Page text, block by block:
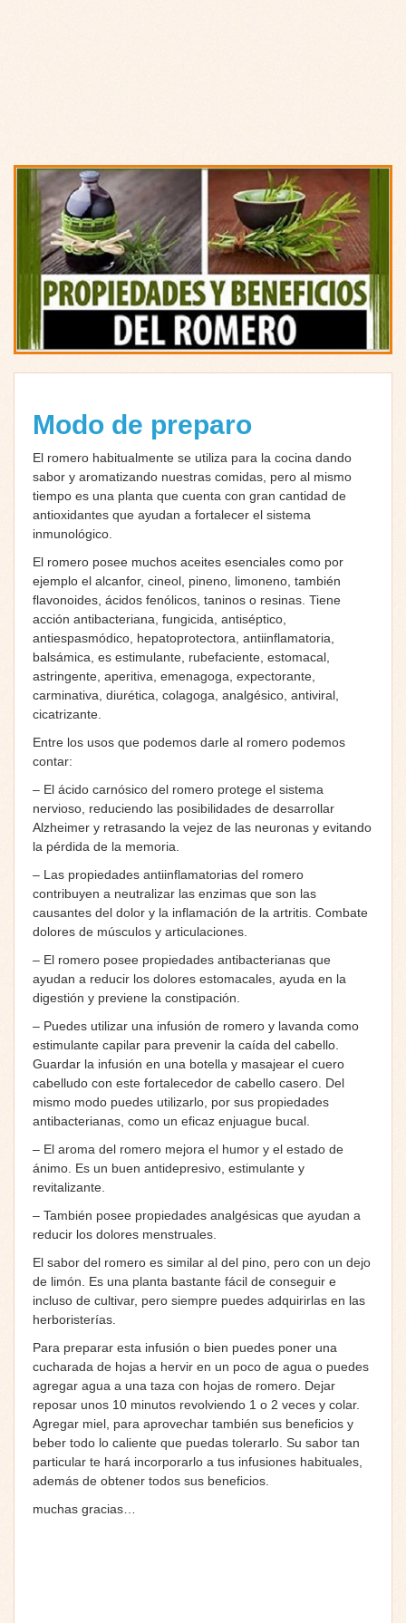
Modo de preparo
El romero habitualmente se utiliza para la cocina dando
sabor y aromatizando nuestras comidas, pero al mismo
tiempo es una planta que cuenta con gran cantidad de
antioxidantes que ayudan a fortalecer el sistema
inmunológico.
El romero posee muchos aceites esenciales como por
ejemplo el alcanfor, cineol, pineno, limoneno, también
flavonoides, ácidos fenólicos, taninos o resinas. Tiene
acción antibacteriana, fungicida, antiséptico,
antiespasmódico, hepatoprotectora, antiinflamatoria,
balsámica, es estimulante, rubefaciente, estomacal,
astringente, aperitiva, emenagoga, expectorante,
carminativa, diurética, colagoga, analgésico, antiviral,
cicatrizante.
Entre los usos que podemos darle al romero podemos
contar:
– El ácido carnósico del romero protege el sistema
nervioso, reduciendo las posibilidades de desarrollar
Alzheimer y retrasando la vejez de las neuronas y evitando
la pérdida de la memoria.
– Las propiedades antiinflamatorias del romero
contribuyen a neutralizar las enzimas que son las
causantes del dolor y la inflamación de la artritis. Combate
dolores de músculos y articulaciones.
– El romero posee propiedades antibacterianas que
ayudan a reducir los dolores estomacales, ayuda en la
digestión y previene la constipación.
– Puedes utilizar una infusión de romero y lavanda como
estimulante capilar para prevenir la caída del cabello.
Guardar la infusión en una botella y masajear el cuero
cabelludo con este fortalecedor de cabello casero. Del
mismo modo puedes utilizarlo, por sus propiedades
antibacterianas, como un eficaz enjuague bucal.
– El aroma del romero mejora el humor y el estado de
ánimo. Es un buen antidepresivo, estimulante y
revitalizante.
– También posee propiedades analgésicas que ayudan a
reducir los dolores menstruales.
El sabor del romero es similar al del pino, pero con un dejo
de limón. Es una planta bastante fácil de conseguir e
incluso de cultivar, pero siempre puedes adquirirlas en las
herboristerías.
Para preparar esta infusión o bien puedes poner una
cucharada de hojas a hervir en un poco de agua o puedes
agregar agua a una taza con hojas de romero. Dejar
reposar unos 10 minutos revolviendo 1 o 2 veces y colar.
Agregar miel, para aprovechar también sus beneficios y
beber todo lo caliente que puedas tolerarlo. Su sabor tan
particular te hará incorporarlo a tus infusiones habituales,
además de obtener todos sus beneficios.
muchas gracias…